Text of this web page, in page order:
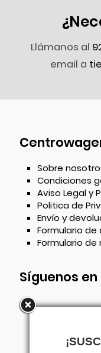
Llámanos al
email a
Sobre
Condiciones
Aviso Legal y
Politica de
Envío y
Formulario
Formulario
Síguenos